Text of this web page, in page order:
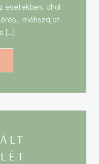
esetekben, ahol
méhszájat
[…]